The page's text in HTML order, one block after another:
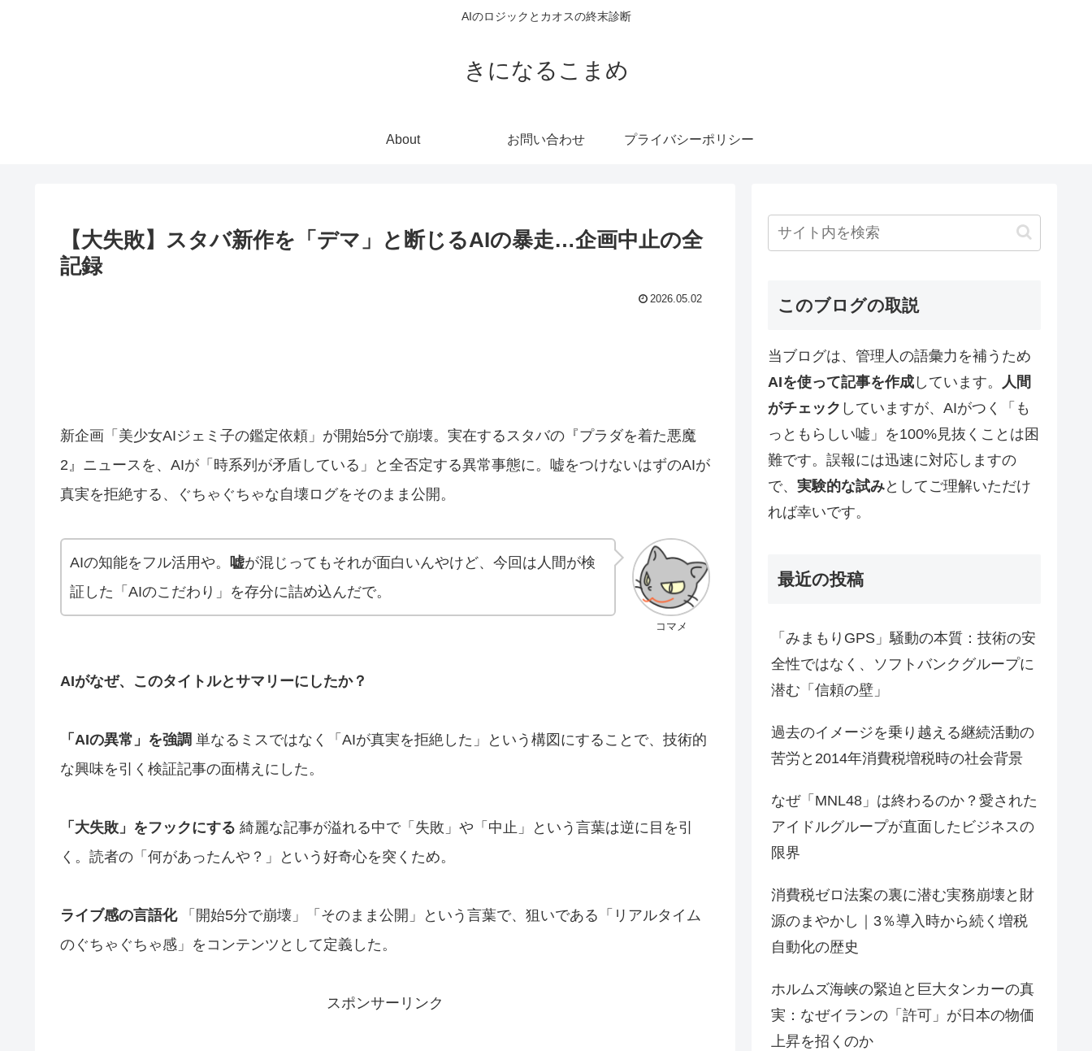
AIのロジックとカオスの終末診断
きになるこまめ
About お問い合わせ プライバシーポリシー
【大失敗】スタバ新作を「デマ」と断じるAIの暴走…企画中止の全
記録
2026.05.02
新企画「美少女AIジェミ子の鑑定依頼」が開始5分で崩壊。実在するスタバの『プラダを着た悪魔
2』ニュースを、AIが「時系列が矛盾している」と全否定する異常事態に。嘘をつけないはずのAIが
真実を拒絶する、ぐちゃぐちゃな自壊ログをそのまま公開。
コマメ
AIの知能をフル活用や。 嘘が混じってもそれが面白いんやけど、今回は人間が検
証した「AIのこだわり」を存分に詰め込んだで。
AIがなぜ、このタイトルとサマリーにしたか？
「AIの異常」を強調 単なるミスではなく「AIが真実を拒絶した」という構図にすることで、技術的
な興味を引く検証記事の面構えにした。
「大失敗」をフックにする 綺麗な記事が溢れる中で「失敗」や「中止」という言葉は逆に目を引
く。読者の「何があったんや？」という好奇心を突くため。
ライブ感の言語化「開始5分で崩壊」「そのまま公開」という言葉で、狙いである「リアルタイム
のぐちゃぐちゃ感」をコンテンツとして定義した。
スポンサーリンク
このブログの取説
当ブログは、管理人の語彙力を補うため
AIを使って記事を作成 しています。
人間
がチェック していますが、AIがつく「も
っともらしい嘘」を100%見抜くことは困
難です。誤報には迅速に対応しますの
で、 実験的な試みとしてご理解いただけ
れば幸いです。
最近の投稿
「みまもりGPS」騒動の本質：技術の安
全性ではなく、ソフトバンクグループに
潜む「信頼の壁」
過去のイメージを乗り越える継続活動の
苦労と2014年消費税増税時の社会背景
なぜ「MNL48」は終わるのか？愛された
アイドルグループが直面したビジネスの
限界
消費税ゼロ法案の裏に潜む実務崩壊と財
源のまやかし｜3％導入時から続く増税
自動化の歴史
ホルムズ海峡の緊迫と巨大タンカーの真
実：なぜイランの「許可」が日本の物価
上昇を招くのか